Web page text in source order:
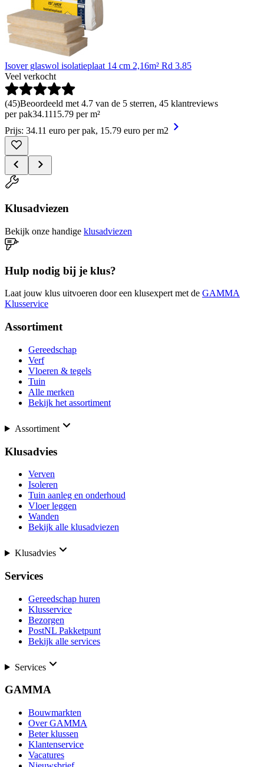
Isover glaswol isolatieplaat 14 cm 2,16m² Rd 3.85
Veel verkocht
(45)Beoordeeld met 4.7 van de 5 sterren, 45 klantreviews
per pak34.1115.79 per m²
Prijs: 34.11 euro per pak, 15.79 euro per m2
Klusadviezen
Bekijk onze handige klusadviezen
Hulp nodig bij je klus?
Laat jouw klus uitvoeren door een klusexpert met de GAMMA
Klusservice
Assortiment
Gereedschap
Verf
Vloeren & tegels
Tuin
Alle merken
Bekijk het assortiment
Assortiment
Klusadvies
Verven
Isoleren
Tuin aanleg en onderhoud
Vloer leggen
Wanden
Bekijk alle klusadviezen
Klusadvies
Services
Gereedschap huren
Klusservice
Bezorgen
PostNL Pakketpunt
Bekijk alle services
Services
GAMMA
Bouwmarkten
Over GAMMA
Beter klussen
Klantenservice
Vacatures